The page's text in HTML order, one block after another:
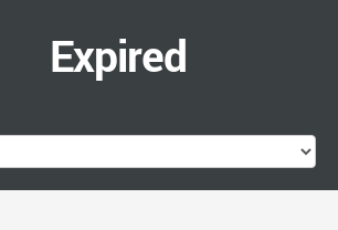
Expired